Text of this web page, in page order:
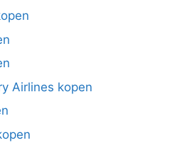
Airlines kopen